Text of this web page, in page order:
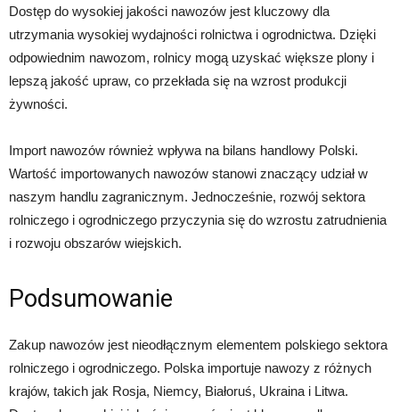
Dostęp do wysokiej jakości nawozów jest kluczowy dla
utrzymania wysokiej wydajności rolnictwa i ogrodnictwa. Dzięki
odpowiednim nawozom, rolnicy mogą uzyskać większe plony i
lepszą jakość upraw, co przekłada się na wzrost produkcji
żywności.
Import nawozów również wpływa na bilans handlowy Polski.
Wartość importowanych nawozów stanowi znaczący udział w
naszym handlu zagranicznym. Jednocześnie, rozwój sektora
rolniczego i ogrodniczego przyczynia się do wzrostu zatrudnienia
i rozwoju obszarów wiejskich.
Podsumowanie
Zakup nawozów jest nieodłącznym elementem polskiego sektora
rolniczego i ogrodniczego. Polska importuje nawozy z różnych
krajów, takich jak Rosja, Niemcy, Białoruś, Ukraina i Litwa.